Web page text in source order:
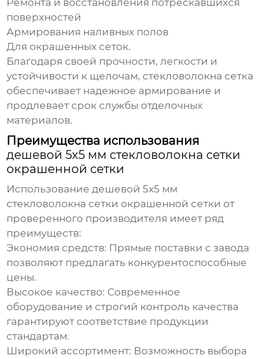
Ремонта и восстановления потрескавшихся
поверхностей
Армирования наливных полов
Для окрашенных сеток.
Благодаря своей прочности, легкости и
устойчивости к щелочам, стекловолокна сетка
обеспечивает надежное армирование и
продлевает срок службы отделочных
материалов.
Преимущества использования
дешевой 5x5 мм стекловолокна сетки
окрашенной сетки
Использованиедешевой 5x5 мм
стекловолокна сетки окрашенной сетки от
проверенного производителя имеет ряд
преимуществ:
Экономия средств: Прямые поставки с завода
позволяют предлагать конкурентоспособные
цены.
Высокое качество: Современное
оборудование и строгий контроль качества
гарантируют соответствие продукции
стандартам.
Широкий ассортимент: Возможность выбора